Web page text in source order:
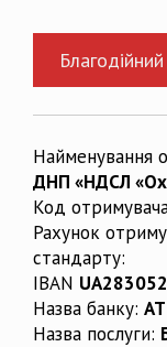
Найменування
ДНП «НДСЛ
Код
Рахунок
стандарту:
IBAN
Назва банку:
Назва послуги: